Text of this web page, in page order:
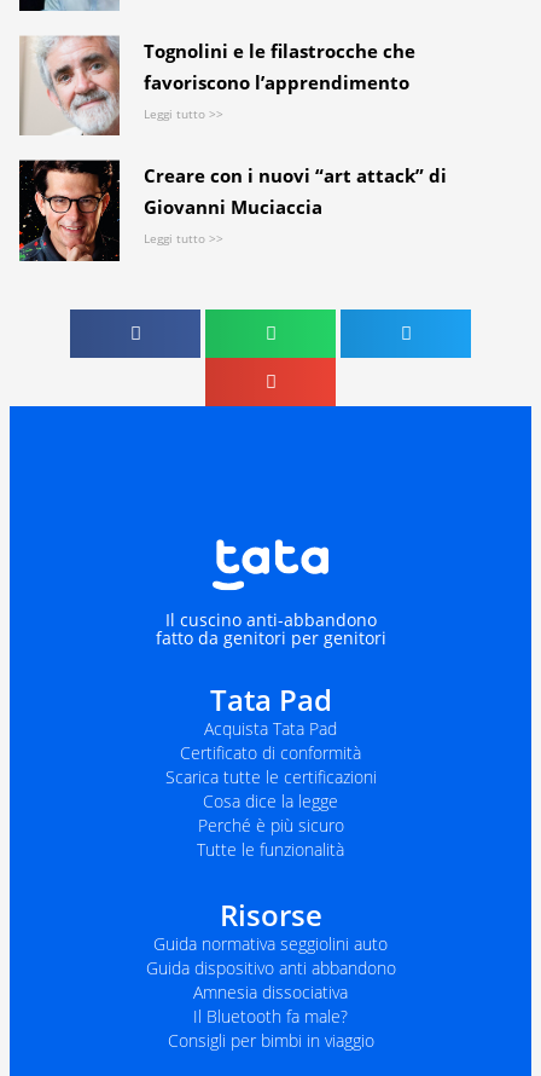
Tognolini e le filastrocche che
favoriscono l’apprendimento
Leggi tutto >>
Creare con i nuovi “art attack” di
Giovanni Muciaccia
Leggi tutto >>
Il cuscino anti-abbandono
fatto da genitori per genitori
Tata Pad
Acquista Tata Pad
Certificato di conformità
Scarica tutte le certificazioni
Cosa dice la legge
Perché è più sicuro
Tutte le funzionalità
Risorse
Guida normativa seggiolini auto
Guida dispositivo anti abbandono
Amnesia dissociativa
Il Bluetooth fa male?
Consigli per bimbi in viaggio